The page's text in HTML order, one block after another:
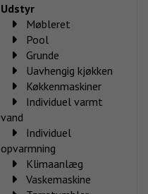
Udstyr
Møbleret
Pool
Grunde
Uavhengig kjøkken
Køkkenmaskiner
Individuel varmt
vand
Individuel
opvarmning
Klimaanlæg
Vaskemaskine